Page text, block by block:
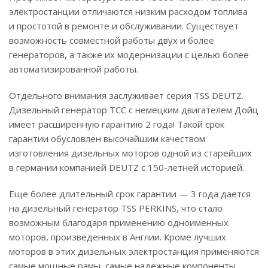
электростанции отличаются низким расходом топлива
и простотой в ремонте и обслуживании. Существует
возможность совместной работы двух и более
генераторов, а также их модернизации с целью более
автоматизированной работы.
Отдельного внимания заслуживает серия TSS DEUTZ.
Дизельный генератор ТСС с немецким двигателем Дойц
имеет расширенную гарантию 2 года! Такой срок
гарантии обусловлен высочайшим качеством
изготовления дизельных моторов одной из старейших
в германии компанией DEUTZ c 150-летней историей.
Еще более длительный срок гарантии — 3 года дается
на дизельный генератор TSS PERKINS, что стало
возможным благодаря применению одноименных
моторов, произведенных в Англии. Кроме лучших
моторов в этих дизельных электростанция применяются
самые мощные рамы, самые надежные компоненты